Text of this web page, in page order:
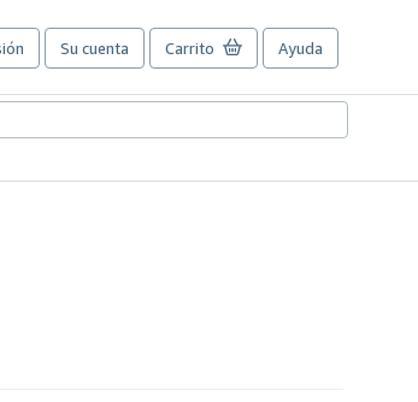
Su cuenta Carrito Ayuda